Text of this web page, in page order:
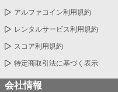
アルファコイン利用規約
レンタルサービス利用規約
スコア利用規約
特定商取引法に基づく表示
会社情報